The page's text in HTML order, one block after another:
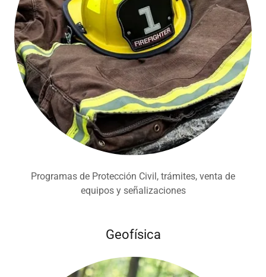
Programas de Protección Civil, trámites, venta de
equipos y señalizaciones
Geofísica